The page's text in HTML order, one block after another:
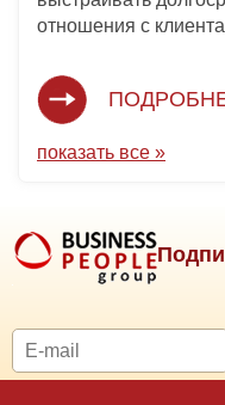
отношения с
показать все »